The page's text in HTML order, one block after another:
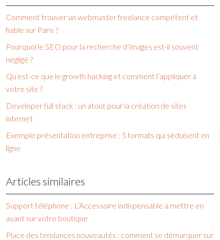
Comment trouver un webmaster freelance compétent et
fiable sur Paris ?
Pourquoi le SEO pour la recherche d’images est-il souvent
négligé ?
Qu’est-ce que le growth hacking et comment l’appliquer à
votre site ?
Developer full stack : un atout pour la création de sites
internet
Exemple présentation entreprise : 5 formats qui séduisent en
ligne
Articles similaires
Support téléphone : L’Accessoire indispensable à mettre en
avant sur votre boutique
Place des tendances nouveautés : comment se démarquer sur